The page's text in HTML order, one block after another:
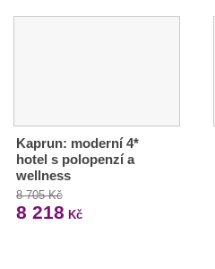
Kaprun: moderní 4*
hotel s polopenzí a
wellness
8 705 Kč
8 218 Kč